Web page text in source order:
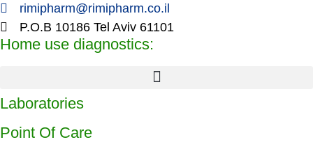
rimipharm@rimipharm.co.il
P.O.B 10186 Tel Aviv 61101
Home use diagnostics:
Laboratories
Point Of Care